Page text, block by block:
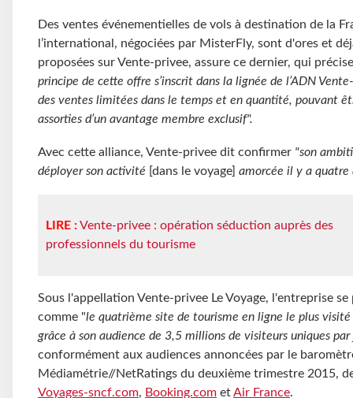
Des ventes événementielles de vols à destination de la
l’international, négociées par MisterFly, sont d'ores et
proposées sur Vente-privee, assure ce dernier, qui
principe de cette offre s’inscrit dans la lignée de l’ADN
des ventes limitées dans le temps et en quantité, pouvant
assorties d’un avantage membre exclusif".
Avec cette alliance, Vente-privee dit confirmer "son
déployer son activité [dans le voyage] amorcée il y a quatre
LIRE :Vente-privee : opération séduction auprès des
professionnels du tourisme
Sous l'appellation Vente-privee Le Voyage, l'entreprise se
comme "le quatrième site de tourisme en ligne le plus visité
grâce à son audience de 3,5 millions de visiteurs uniques par
conformément aux audiences annoncées par le
Médiamétrie//NetRatings du deuxième trimestre 2015,
Voyages-sncf.com, Booking.com etAir France.